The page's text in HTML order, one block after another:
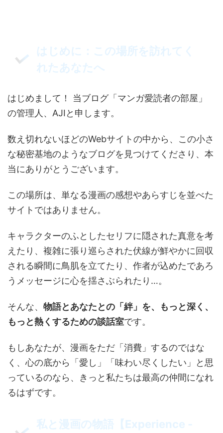
はじめに：この場所を訪れてく
れたあなたへ
はじめまして！ 当ブログ「マンガ愛読者の部屋」
の管理人、AJIと申します。
数え切れないほどのWebサイトの中から、この小さ
な秘密基地のようなブログを見つけてくださり、本
当にありがとうございます。
この場所は、単なる漫画の感想やあらすじを並べた
サイトではありません。
キャラクターのふとしたセリフに隠された真意を考
えたり、複雑に張り巡らされた伏線が鮮やかに回収
される瞬間に鳥肌を立てたり、作者が込めたであろ
うメッセージに心を揺さぶられたり…。
そんな、 物語とあなたとの「絆」を、もっと深く、
もっと熱くするための談話室です。
もしあなたが、漫画をただ「消費」するのではな
く、心の底から「愛し」「味わい尽くしたい」と思
っているのなら、きっと私たちは最高の仲間になれ
るはずです。
私と漫画の物語【Experience -